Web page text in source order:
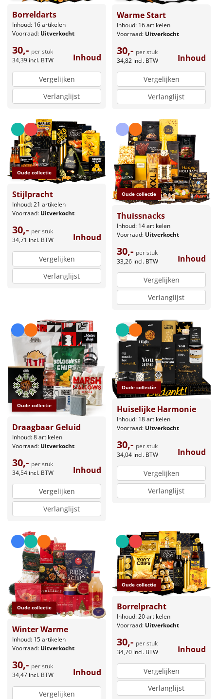
Borreldarts
Inhoud: 16 artikelen
Voorraad: Uitverkocht
30,- per stuk
34,39 incl. BTW Inhoud
Vergelijken
Verlanglijst
Warme Start
Inhoud: 16 artikelen
Voorraad: Uitverkocht
30,- per stuk
34,82 incl. BTW Inhoud
Vergelijken
Verlanglijst
Oude collectie
Stijlpracht
Inhoud: 21 artikelen
Voorraad: Uitverkocht
30,- per stuk
34,71 incl. BTW Inhoud
Vergelijken
Verlanglijst
Oude collectie
Thuissnacks
Inhoud: 14 artikelen
Voorraad: Uitverkocht
30,- per stuk
33,26 incl. BTW Inhoud
Vergelijken
Verlanglijst
Oude collectie
Draagbaar Geluid
Inhoud: 8 artikelen
Voorraad: Uitverkocht
30,- per stuk
34,54 incl. BTW Inhoud
Vergelijken
Verlanglijst
Oude collectie
Huiselijke Harmonie
Inhoud: 18 artikelen
Voorraad: Uitverkocht
30,- per stuk
34,04 incl. BTW Inhoud
Vergelijken
Verlanglijst
Oude collectie
Winter Warme
Inhoud: 15 artikelen
Voorraad: Uitverkocht
30,- per stuk
34,47 incl. BTW Inhoud
Vergelijken
Oude collectie
Borrelpracht
Inhoud: 20 artikelen
Voorraad: Uitverkocht
30,- per stuk
34,70 incl. BTW Inhoud
Vergelijken
Verlanglijst